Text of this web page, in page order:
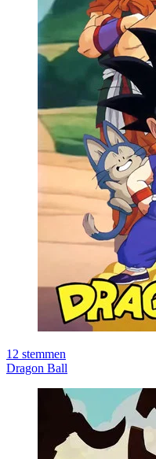
12 stemmen
Dragon Ball